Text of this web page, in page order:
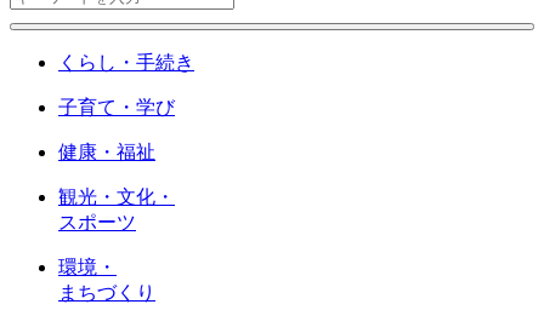
くらし・手続き
子育て・学び
健康・福祉
観光・文化・
スポーツ
環境・
まちづくり